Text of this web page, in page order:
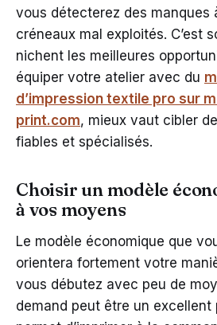
vous détecterez des manques
créneaux mal exploités. C’est
nichent les meilleures
équiper votre atelier avec du
d’impression textile pro sur
print.com, mieux vaut cibler
fiables et spécialisés.
Choisir un modèle
à vos moyens
Le modèle économique que
orientera fortement votre
vous débutez avec peu de
demand peut être un excellent